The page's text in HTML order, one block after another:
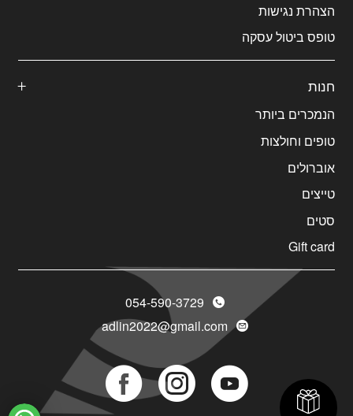
הצהרת נגישות
טופס ביטול עסקה
חנות
הנמכרים ביותר
טופים וחולצות
אוברולים
טייצים
סטים
Gift card
054-590-3729
adlin2022@gmail.com
Social
Social
Social